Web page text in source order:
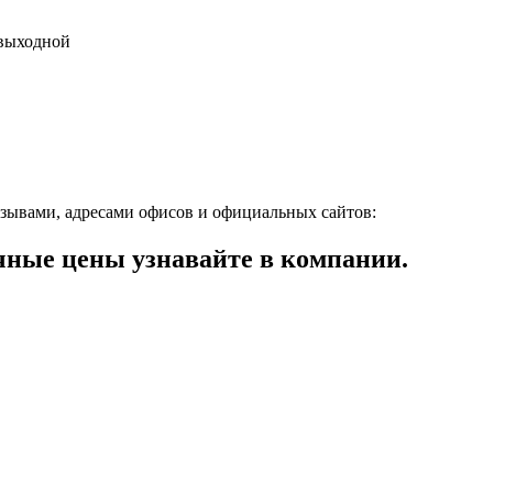
адресами офисов и официальных сайтов:
цены узнавайте в компании.